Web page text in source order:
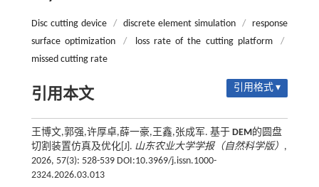
Disc cutting device / discrete element simulation /
response
surface optimization
/ loss rate of the cutting platform
/
missed cutting rate
引用本文 引用格式 ▾
王博文,郭强,许厚卓,薛一豪,王鑫,张成军. 基于 DEM的圆盘
切割装置仿真及优化[J]. 山东农业大学学报（自然科学版） ,
2026, 57(3): 528-539 DOI:10.3969/j.issn.1000-
2324.2026.03.013